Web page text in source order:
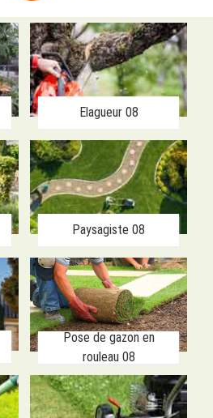
Elagueur 08
Paysagiste 08
Pose de gazon en
rouleau 08